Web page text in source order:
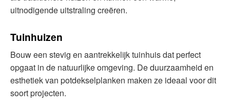
uitnodigende uitstraling creëren.
Tuinhuizen
Bouw een stevig en aantrekkelijk tuinhuis dat perfect
opgaat in de natuurlijke omgeving. De duurzaamheid en
esthetiek van potdekselplanken maken ze ideaal voor dit
soort projecten.